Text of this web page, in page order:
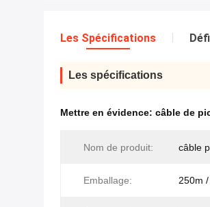
Les Spécifications
Les spécifications
Mettre en évidence: câble de
Nom de produit: câble
Emballage: 250m